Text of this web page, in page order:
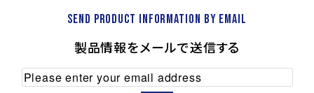
Send product information by email
製品情報をメールで送信する